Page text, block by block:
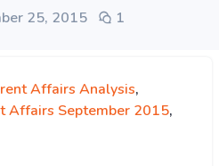
25, 2015 1
Affairs Analysis,
Affairs September 2015,